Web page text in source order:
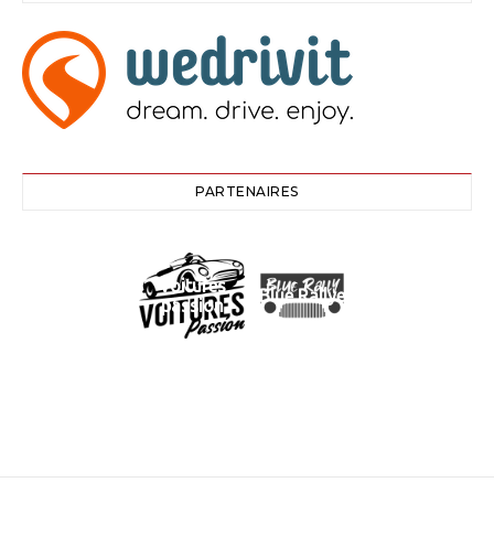
PARTENAIRES
Voitures
passion
Blue Rallye